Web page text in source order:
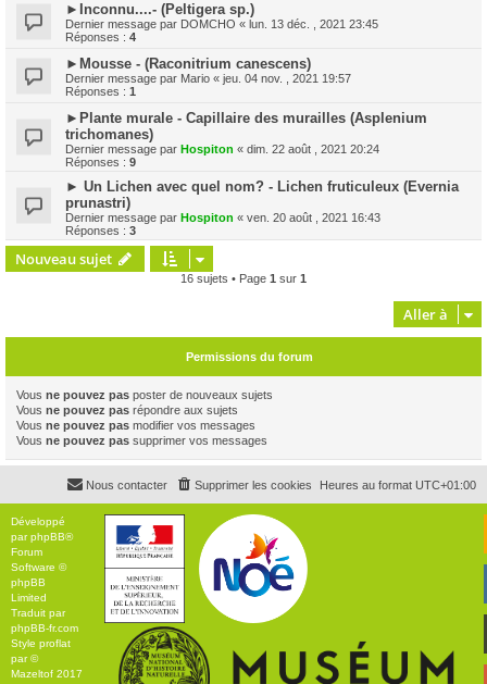
►Inconnu....- (Peltigera sp.)
Dernier message par DOMCHO « lun. 13 déc. , 2021 23:45
Réponses : 4
►Mousse - (Raconitrium canescens)
Dernier message par Mario « jeu. 04 nov. , 2021 19:57
Réponses : 1
►Plante murale - Capillaire des murailles (Asplenium
trichomanes)
Dernier message par Hospiton « dim. 22 août , 2021 20:24
Réponses : 9
► Un Lichen avec quel nom? - Lichen fruticuleux (Evernia
prunastri)
Dernier message par Hospiton « ven. 20 août , 2021 16:43
Réponses : 3
Nouveau sujet
16 sujets • Page 1 sur 1
Aller à
Permissions du forum
Vous ne pouvez pas poster de nouveaux sujets
Vous ne pouvez pas répondre aux sujets
Vous ne pouvez pas modifier vos messages
Vous ne pouvez pas supprimer vos messages
Heures au format UTC+01:00
Supprimer les cookies
Nous contacter
Développé
parphpBB®
Forum
Software ©
phpBB
Limited
Traduit par
phpBB-fr.com
Style proflat
par ©
Mazeltof 2017